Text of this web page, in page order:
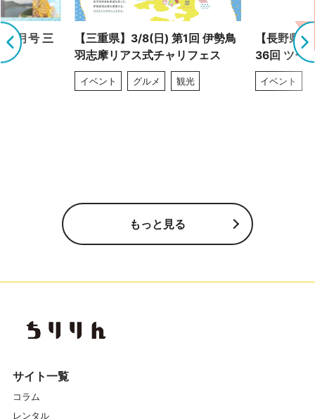
9月号 三
【三重県】3/8(日) 第1回 伊勢鳥
羽志摩リアス式チャリフェス
イベント グルメ 観光
【長野県
36回 ツー
イベント
もっと見る
サイト一覧
コラム
レンタル